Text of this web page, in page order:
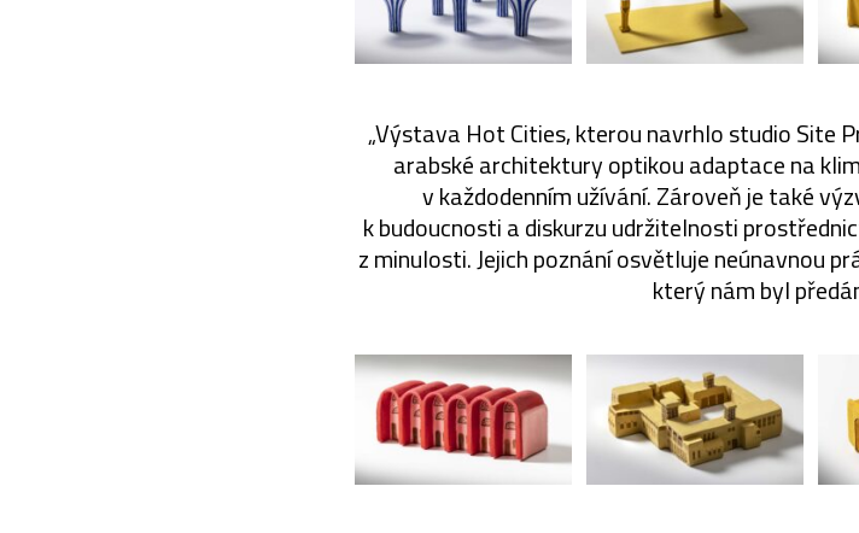
„Výstava Hot Cities, kterou navrhlo studio Site
arabské architektury optikou adaptace na
v každodenním užívání. Zároveň je také
k budoucnosti a diskurzu udržitelnosti
z minulosti. Jejich poznání osvětluje neúnavnou
který nám byl